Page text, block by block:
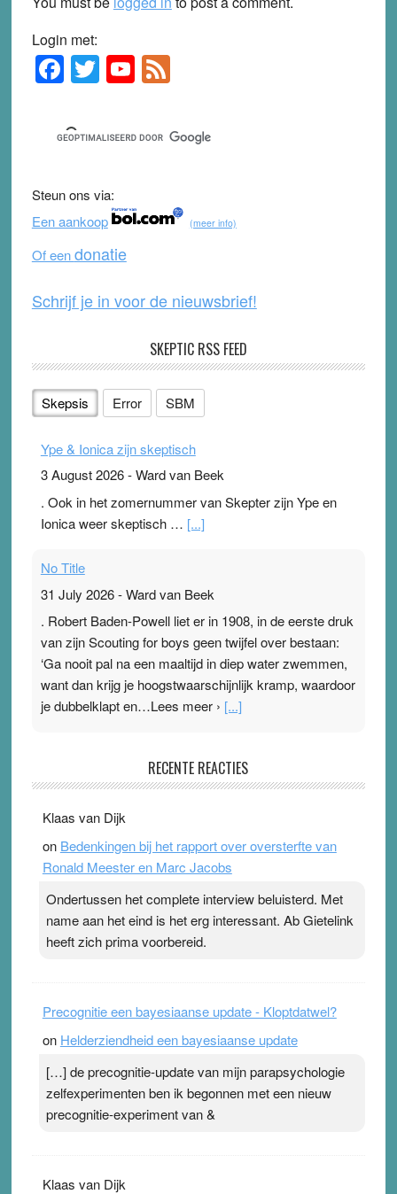
Login met:
Primary
Sidebar
F
a
c
e
b
o
o
k
T
wi
tt
er
Y
o
u
T
b
e
F
e
d
Steun ons via:
Een aankoop
(meer info)
Of eendonatie
Schrijf je in voor de nieuwsbrief!
SKEPTIC RSS FEED
Skepsis Error SBM
Ype & Ionica zijn skeptisch
3 August 2026-Ward van Beek
. Ook in het zomernummer van Skepter zijn Ype en
Ionica weer skeptisch … [...]
No Title
31 July 2026-Ward van Beek
. Robert Baden-Powell liet er in 1908, in de eerste druk
van zijn Scouting for boys geen twijfel over bestaan:
‘Ga nooit pal na een maaltijd in diep water zwemmen,
want dan krijg je hoogstwaarschijnlijk kramp, waardoor
je dubbelklapt en…Lees meer › [...]
Ward van Beek
topsporters. Ze hopen ermee hun hartslag te verlagen
terwijl ze meer zuurstof opnemen. Daarop heeft zo’n
pleister geen effect. Maar het gevoel ‘makkelijker te
Pleisterplakkers in de topspsort ›[...]
RECENTE REACTIES
Klaas van Dijk
on Bedenkingen bij het rapport over oversterfte van
Ronald Meester en Marc Jacobs
Ondertussen het complete interview beluisterd. Met
name aan het eind is het erg interessant. Ab Gietelink
heeft zich prima voorbereid.
Precognitie een bayesiaanse update - Kloptdatwel?
on Helderziendheid een bayesiaanse update
[…] de precognitie-update van mijn parapsychologie
zelfexperimenten ben ik begonnen met een nieuw
precognitie-experiment van &
Klaas van Dijk